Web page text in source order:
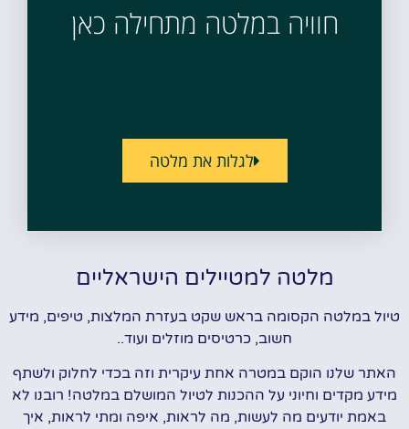
חוויה במלטה מתחילה כאן
לגלות את מלטה
מלטה למטיילים הישראליים
טיול במלטה הקסומה בראש שקט בעזרת המלצות, טיפים, מידע
חשוב, כרטיסים מוזלים ועוד..
האתר שלנו הוקם במטרה אחת עיקרית וזה בכדי לחלוק ולשתף
מידע מקדים וחיוני על ההכנות לטיול המושלם במלטה! רובנו לא
באמת יודעים מה לעשות, מה לראות, איפה ומתי לראות, איך